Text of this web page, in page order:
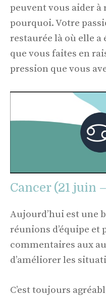
peuvent vous aider à
pourquoi. Votre
restaurée là où elle a
que vous faites en
pression que vous
Cancer (21 juin
Aujourd’hui est une
réunions d’équipe et
commentaires aux
d’améliorer les
C’est toujours